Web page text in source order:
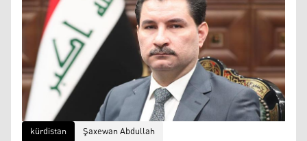
kürdistan Şaxewan Abdullah